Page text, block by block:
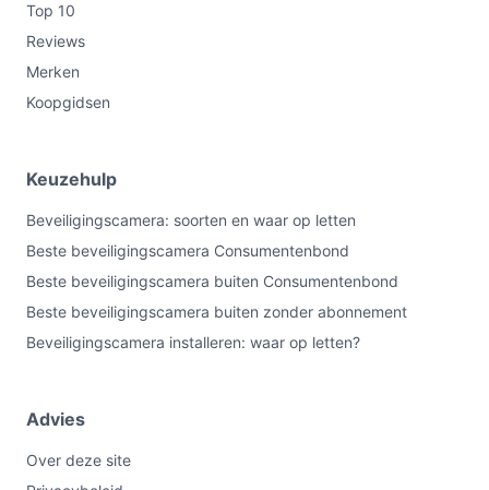
Top 10
Reviews
Merken
Koopgidsen
Keuzehulp
Beveiligingscamera: soorten en waar op letten
Beste beveiligingscamera Consumentenbond
Beste beveiligingscamera buiten Consumentenbond
Beste beveiligingscamera buiten zonder abonnement
Beveiligingscamera installeren: waar op letten?
Advies
Over deze site